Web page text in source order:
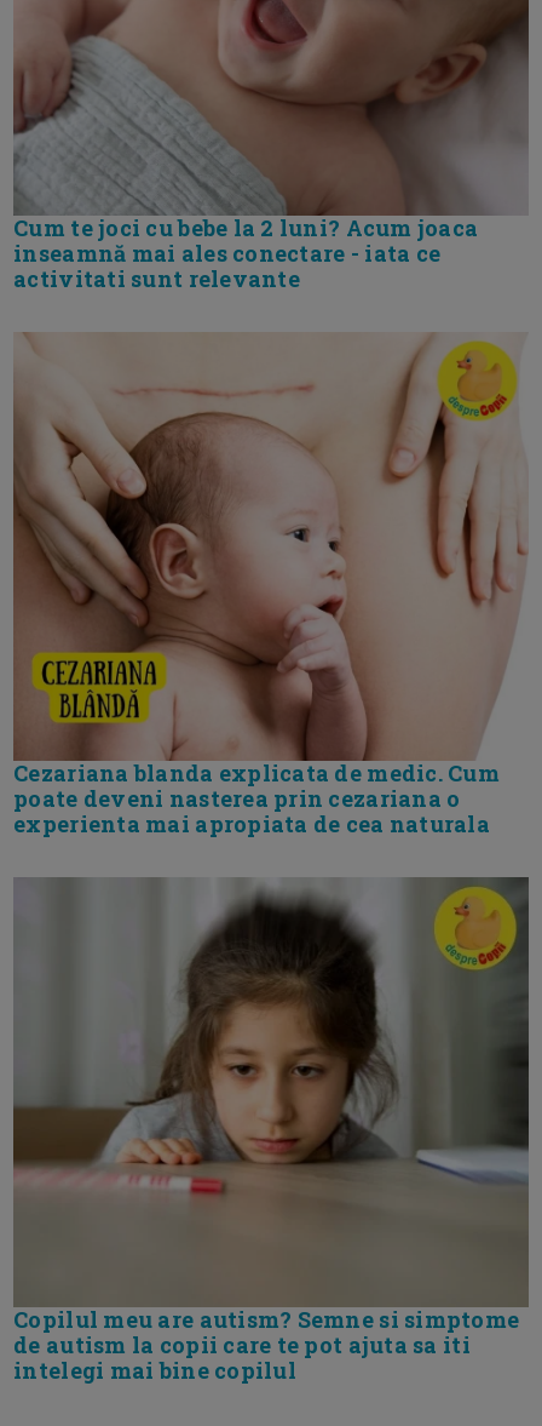
Cum te joci cu bebe la 2 luni? Acum joaca
inseamnă mai ales conectare - iata ce
activitati sunt relevante
Cezariana blanda explicata de medic. Cum
poate deveni nasterea prin cezariana o
experienta mai apropiata de cea naturala
Copilul meu are autism? Semne si simptome
de autism la copii care te pot ajuta sa iti
intelegi mai bine copilul